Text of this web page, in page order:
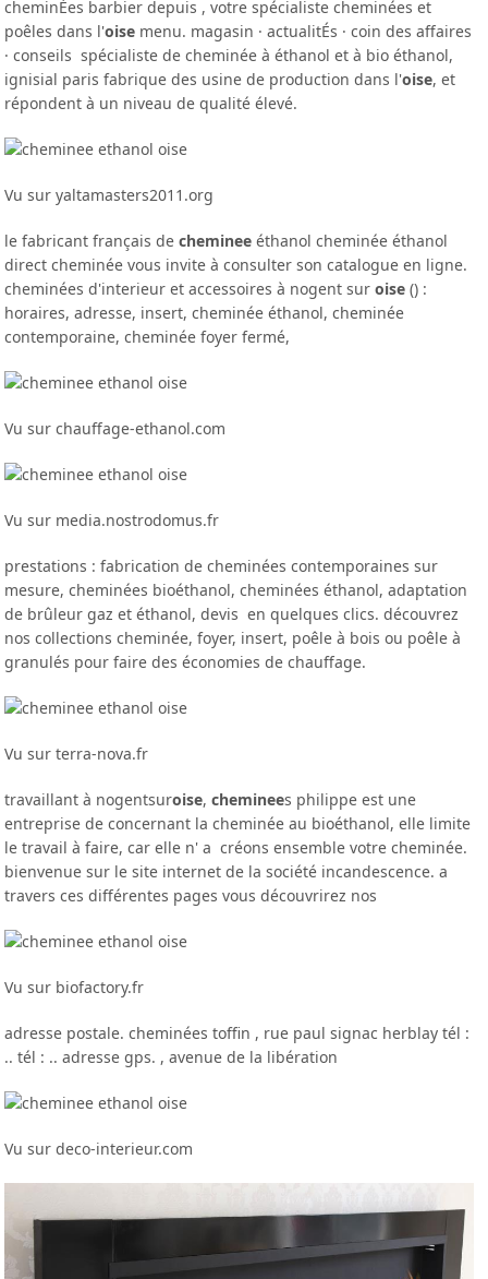
cheminÉes barbier depuis , votre spécialiste cheminées et
poêles dans l'oise menu. magasin · actualitÉs · coin des affaires
· conseils spécialiste de cheminée à éthanol et à bio éthanol,
ignisial paris fabrique des usine de production dans l'oise, et
répondent à un niveau de qualité élevé.
Vu sur yaltamasters2011.org
le fabricant français decheminee éthanol cheminée éthanol
direct cheminée vous invite à consulter son catalogue en ligne.
cheminées d'interieur et accessoires à nogent suroise () :
horaires, adresse, insert, cheminée éthanol, cheminée
contemporaine, cheminée foyer fermé,
Vu sur chauffage-ethanol.com
Vu sur media.nostrodomus.fr
prestations : fabrication de cheminées contemporaines sur
mesure, cheminées bioéthanol, cheminées éthanol, adaptation
de brûleur gaz et éthanol, devis en quelques clics. découvrez
nos collections cheminée, foyer, insert, poêle à bois ou poêle à
granulés pour faire des économies de chauffage.
Vu sur terra-nova.fr
travaillant à nogentsuroise,cheminees philippe est une
entreprise de concernant la cheminée au bioéthanol, elle limite
le travail à faire, car elle n' a créons ensemble votre cheminée.
bienvenue sur le site internet de la société incandescence. a
travers ces différentes pages vous découvrirez nos
Vu sur biofactory.fr
adresse postale. cheminées toffin , rue paul signac herblay tél :
.. tél : .. adresse gps. , avenue de la libération
Vu sur deco-interieur.com